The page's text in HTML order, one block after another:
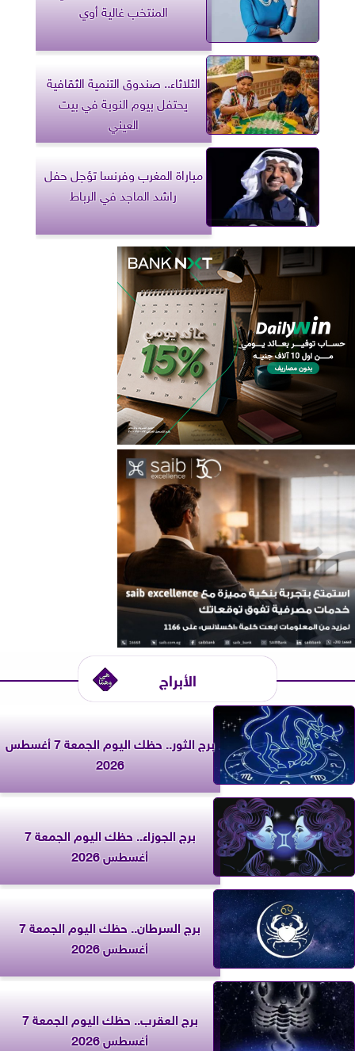
المنتخب غالية أوي
الثلاثاء.. صندوق التنمية الثقافية
يحتفل بيوم النوبة في بيت
العيني
مباراة المغرب وفرنسا تؤجل حفل
راشد الماجد في الرباط
الأبراج
برج الثور.. حظك اليوم الجمعة 7 أغسطس
2026
برج الجوزاء.. حظك اليوم الجمعة 7
أغسطس 2026
برج السرطان.. حظك اليوم الجمعة 7
أغسطس 2026
برج العقرب.. حظك اليوم الجمعة 7
أغسطس 2026